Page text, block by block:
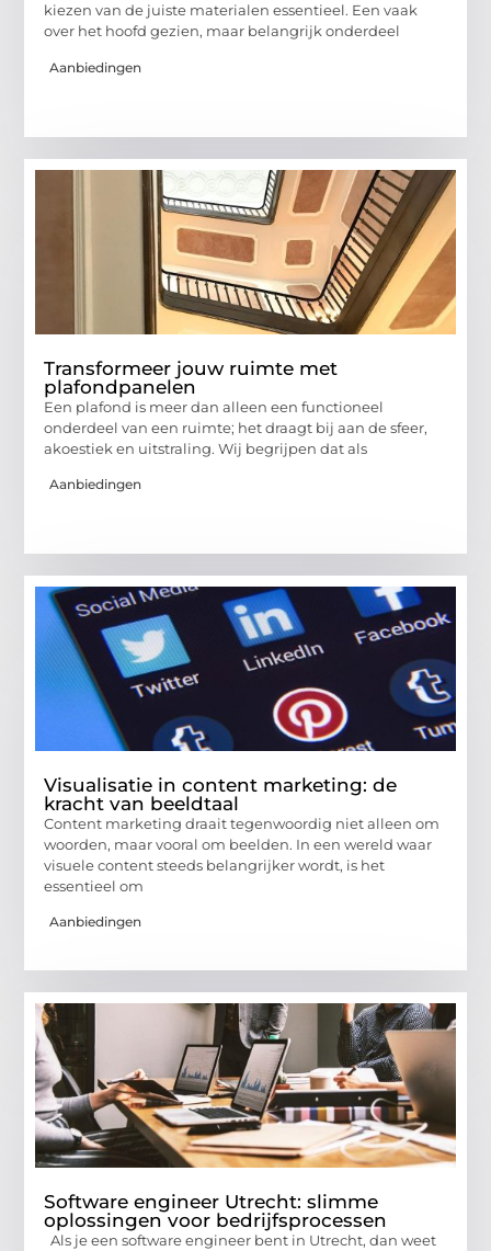
kiezen van de juiste materialen essentieel. Een vaak
over het hoofd gezien, maar belangrijk onderdeel
Aanbiedingen
Transformeer jouw ruimte met
plafondpanelen
Een plafond is meer dan alleen een functioneel
onderdeel van een ruimte; het draagt bij aan de sfeer,
akoestiek en uitstraling. Wij begrijpen dat als
Aanbiedingen
Visualisatie in content marketing: de
kracht van beeldtaal
Content marketing draait tegenwoordig niet alleen om
woorden, maar vooral om beelden. In een wereld waar
visuele content steeds belangrijker wordt, is het
essentieel om
Aanbiedingen
Software engineer Utrecht: slimme
oplossingen voor bedrijfsprocessen
Als je een software engineer bent in Utrecht, dan weet